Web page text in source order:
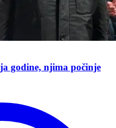
godine, njima počinje